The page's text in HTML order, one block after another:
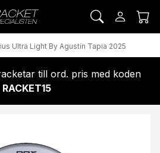
Ultra Light By Agustín Tapia 2025
till ord. pris med koden
RACKET15